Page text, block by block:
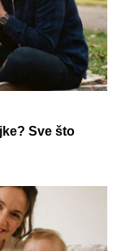
Sve što